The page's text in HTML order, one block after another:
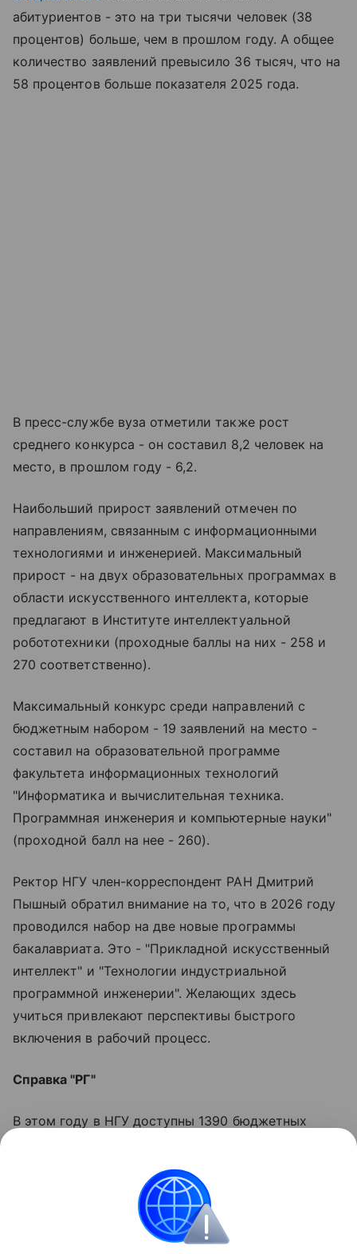
абитуриентов - это на три тысячи человек (38
процентов) больше, чем в прошлом году. А общее
количество заявлений превысило 36 тысяч, что на
58 процентов больше показателя 2025 года.
В пресс-службе вуза отметили также рост
среднего конкурса - он составил 8,2 человек на
место, в прошлом году - 6,2.
Наибольший прирост заявлений отмечен по
направлениям, связанным с информационными
технологиями и инженерией. Максимальный
прирост - на двух образовательных программах в
области искусственного интеллекта, которые
предлагают в Институте интеллектуальной
робототехники (проходные баллы на них - 258 и
270 соответственно).
Максимальный конкурс среди направлений с
бюджетным набором - 19 заявлений на место -
составил на образовательной программе
факультета информационных технологий
"Информатика и вычислительная техника.
Программная инженерия и компьютерные науки"
(проходной балл на нее - 260).
Ректор НГУ член-корреспондент РАН Дмитрий
Пышный обратил внимание на то, что в 2026 году
проводился набор на две новые программы
бакалавриата. Это - "Прикладной искусственный
интеллект" и "Технологии индустриальной
программной инженерии". Желающих здесь
учиться привлекают перспективы быстрого
включения в рабочий процесс.
Справка "РГ"
В этом году в НГУ доступны 1390 бюджетных
студентами вуза стали 282 человека. Зачисленных
в рамках отдельной квоты (участники СВО и
других вооруженных конфликтов, а также их
дети) на 24 процента больше, чем в прошлом году.